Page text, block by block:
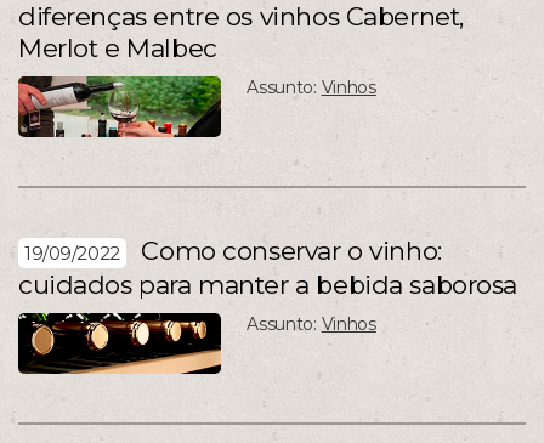
diferenças entre os vinhos Cabernet,
Merlot e Malbec
Assunto: Vinhos
19/09/2022
Como conservar o vinho:
cuidados para manter a bebida saborosa
Assunto: Vinhos